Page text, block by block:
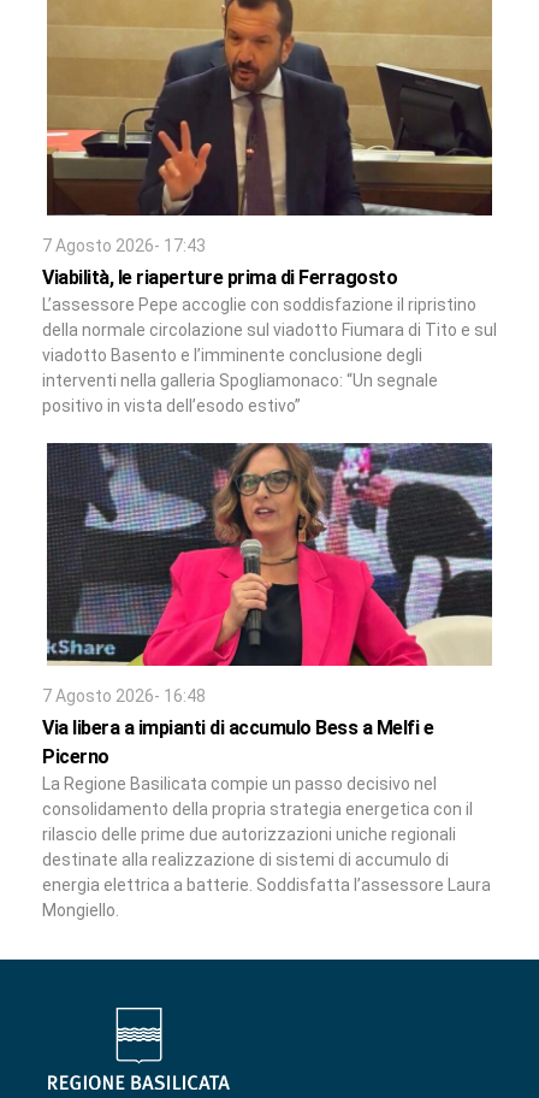
7 Agosto 2026- 17:43
Viabilità, le riaperture prima di Ferragosto
L’assessore Pepe accoglie con soddisfazione il ripristino
della normale circolazione sul viadotto Fiumara di Tito e sul
viadotto Basento e l’imminente conclusione degli
interventi nella galleria Spogliamonaco: “Un segnale
positivo in vista dell’esodo estivo”
7 Agosto 2026- 16:48
Via libera a impianti di accumulo Bess a Melfi e
Picerno
La Regione Basilicata compie un passo decisivo nel
consolidamento della propria strategia energetica con il
rilascio delle prime due autorizzazioni uniche regionali
destinate alla realizzazione di sistemi di accumulo di
energia elettrica a batterie. Soddisfatta l’assessore Laura
Mongiello.